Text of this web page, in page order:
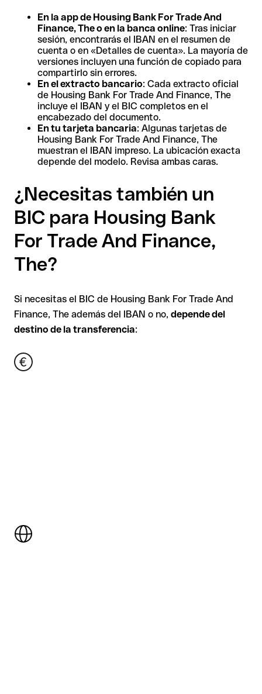
En la app de Housing Bank For Trade And
Finance, The o en la banca online: Tras iniciar
sesión, encontrarás el IBAN en el resumen de
cuenta o en «Detalles de cuenta». La mayoría de
versiones incluyen una función de copiado para
compartirlo sin errores.
En el extracto bancario: Cada extracto oficial
de Housing Bank For Trade And Finance, The
incluye el IBAN y el BIC completos en el
encabezado del documento.
En tu tarjeta bancaria: Algunas tarjetas de
Housing Bank For Trade And Finance, The
muestran el IBAN impreso. La ubicación exacta
depende del modelo. Revisa ambas caras.
¿Necesitas también un
BIC para Housing Bank
For Trade And Finance,
The?
Si necesitas el BIC de Housing Bank For Trade And
Finance, The además del IBAN o no, depende del
destino de la transferencia: